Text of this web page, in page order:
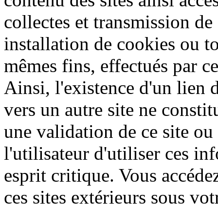
collectes et transmission
installation de cookies ou
mêmes fins, effectués par
Ainsi, l'existence d'un lien
vers un autre site ne
une validation de ce site
l'utilisateur d'utiliser ces
esprit critique. Vous
ces sites extérieurs sous